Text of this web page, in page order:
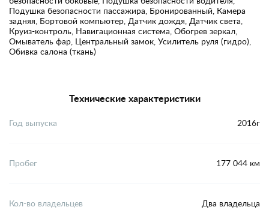
Подушка безопасности пассажира, Бронированный, Камера
задняя, Бортовой компьютер, Датчик дождя, Датчик света,
Круиз-контроль, Навигационная система, Обогрев зеркал,
Омыватель фар, Центральный замок, Усилитель руля (гидро),
Обивка салона (ткань)
Технические характеристики
Год выпуска 2016г
Пробег 177 044 км
Кол-во владельцев Два владельца